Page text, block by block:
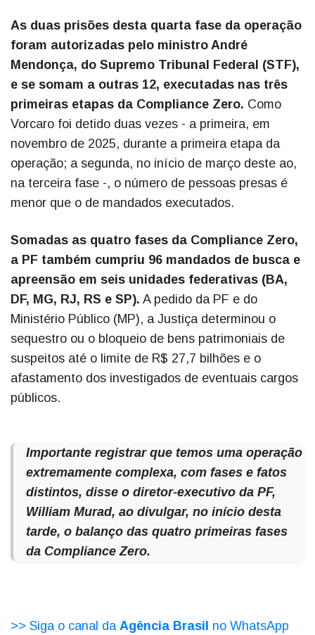
As duas prisões desta quarta fase da operação
foram autorizadas pelo ministro André
Mendonça, do Supremo Tribunal Federal (STF),
e se somam a outras 12, executadas nas três
primeiras etapas da Compliance Zero. Como
Vorcaro foi detido duas vezes - a primeira, em
novembro de 2025, durante a primeira etapa da
operação; a segunda, no início de março deste ao,
na terceira fase -, o número de pessoas presas é
menor que o de mandados executados.
Somadas as quatro fases da Compliance Zero,
a PF também cumpriu 96 mandados de busca e
apreensão em seis unidades federativas (BA,
DF, MG, RJ, RS e SP). A pedido da PF e do
Ministério Público (MP), a Justiça determinou o
sequestro ou o bloqueio de bens patrimoniais de
suspeitos até o limite de R$ 27,7 bilhões e o
afastamento dos investigados de eventuais cargos
públicos.
Importante registrar que temos uma operação
extremamente complexa, com fases e fatos
distintos, disse o diretor-executivo da PF,
William Murad, ao divulgar, no início desta
tarde, o balanço das quatro primeiras fases
da Compliance Zero.
>> Siga o canal da Agência Brasil no WhatsApp